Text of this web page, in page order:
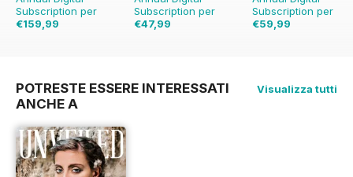
Subscription per
€159,99
Subscription per
€47,99
Subscription per
€59,99
POTRESTE ESSERE INTERESSATI
ANCHE A
Visualizza tutti